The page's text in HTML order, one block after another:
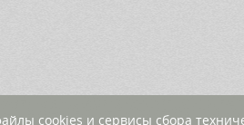
cookies и сервисы сбора